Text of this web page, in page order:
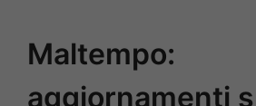
Maltempo:
aggiornamenti